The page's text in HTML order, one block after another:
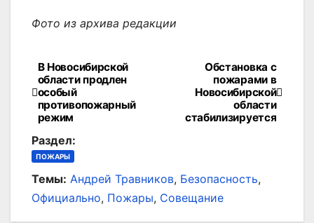
Фото из архива редакции
Навигация
по
записям
Обстановка с
пожарами в
Новосибирской
области
стабилизируется
В Новосибирской
области продлен
особый
противопожарный
режим
Раздел:
ПОЖАРЫ
Темы: Андрей Травников, Безопасность,
Официально, Пожары, Совещание